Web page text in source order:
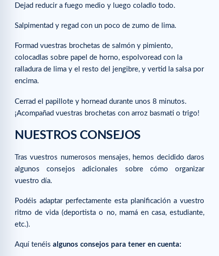
Dejad reducir a fuego medio y luego coladlo todo.
Salpimentad y regad con un poco de zumo de lima.
Formad vuestras brochetas de salmón y pimiento,
colocadlas sobre papel de horno, espolvoread con la
ralladura de lima y el resto del jengibre, y vertid la salsa por
encima.
Cerrad el papillote y hornead durante unos 8 minutos.
¡Acompañad vuestras brochetas con arroz basmati o trigo!
NUESTROS CONSEJOS
Tras vuestros numerosos mensajes, hemos decidido daros
algunos consejos adicionales sobre cómo organizar
vuestro día.
Podéis adaptar perfectamente esta planificación a vuestro
ritmo de vida (deportista o no, mamá en casa, estudiante,
etc.).
Aquí tenéis algunos consejos para tener en cuenta: